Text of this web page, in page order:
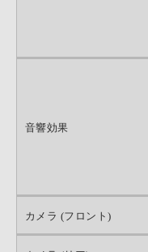
音響効果
カメラ (フロント)